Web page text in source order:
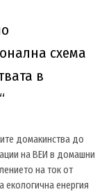
схема
в
домакинства до
на ВЕИ в домашни
на ток от
енергия